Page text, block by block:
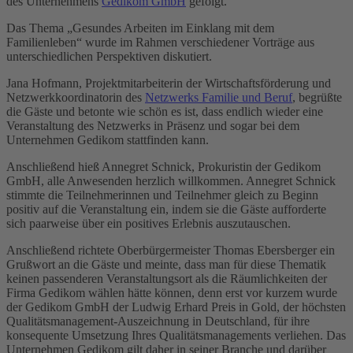
Das Thema „Gesundes Arbeiten im Einklang mit dem
Familienleben“ wurde im Rahmen verschiedener Vorträge aus
unterschiedlichen Perspektiven diskutiert.
Jana Hofmann, Projektmitarbeiterin der Wirtschaftsförderung und
Netzwerkkoordinatorin des Netzwerks Familie und Beruf, begrüßte
die Gäste und betonte wie schön es ist, dass endlich wieder eine
Veranstaltung des Netzwerks in Präsenz und sogar bei dem
Unternehmen Gedikom stattfinden kann.
Anschließend hieß Annegret Schnick, Prokuristin der Gedikom
GmbH, alle Anwesenden herzlich willkommen. Annegret Schnick
stimmte die Teilnehmerinnen und Teilnehmer gleich zu Beginn
positiv auf die Veranstaltung ein, indem sie die Gäste aufforderte
sich paarweise über ein positives Erlebnis auszutauschen.
Anschließend richtete Oberbürgermeister Thomas Ebersberger ein
Grußwort an die Gäste und meinte, dass man für diese Thematik
keinen passenderen Veranstaltungsort als die Räumlichkeiten der
Firma Gedikom wählen hätte können, denn erst vor kurzem wurde
der Gedikom GmbH der Ludwig Erhard Preis in Gold, der höchsten
Qualitätsmanagement-Auszeichnung in Deutschland, für ihre
konsequente Umsetzung Ihres Qualitätsmanagements verliehen. Das
Unternehmen Gedikom gilt daher in seiner Branche und darüber